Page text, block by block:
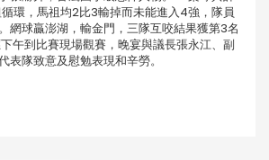
環，馬祖均2比3輸掉而未能進入4強，隊員
網球贏澎湖，輸金門，三隊互咬結果獲第3名
到比賽現場觀賽，晚宴與議長張永江、副
表隊致意及慰勉表現和辛勞。